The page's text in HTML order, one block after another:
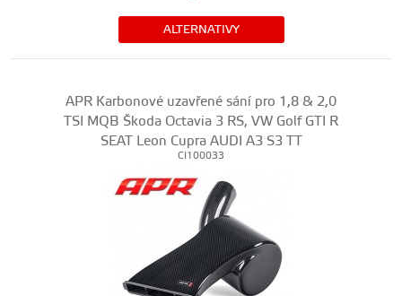
ALTERNATIVY
APR Karbonové uzavřené sání pro 1,8 & 2,0
TSI MQB Škoda Octavia 3 RS, VW Golf GTI R
SEAT Leon Cupra AUDI A3 S3 TT
CI100033